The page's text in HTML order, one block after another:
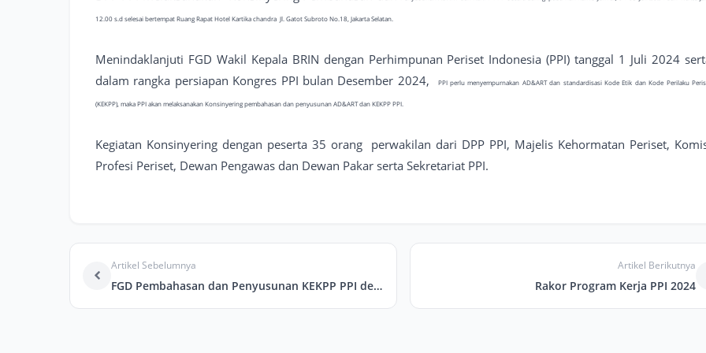
12.00 s.d selesai bertempat Ruang Rapat Hotel Kartika chandra Jl. Gatot Subroto No.18, Jakarta Selatan.
Menindaklanjuti FGD Wakil Kepala BRIN dengan Perhimpunan Periset Indonesia (PPI) tanggal 1 Juli 2024
dalam rangka persiapan Kongres PPI bulan Desember 2024,
PPI perlu menyempurnakan AD&ART dan standardisasi Kode Etik dan Kode Perilaku
(KEKPP), maka PPI akan melaksanakanKonsinyering pembahasan dan penyusunan AD&ART dan KEKPP PPI.
Kegiatan Konsinyering dengan peserta 35 orang perwakilan dari DPP PPI, Majelis Kehormatan Periset,
Profesi Periset, Dewan Pengawas dan Dewan Pakar serta Sekretariat PPI.
Artikel Sebelumnya
FGD Pembahasan dan Penyusunan KEKPP PPI dengan Waka BRIN
Artikel Berikutnya
Rakor Program Kerja PPI 2024